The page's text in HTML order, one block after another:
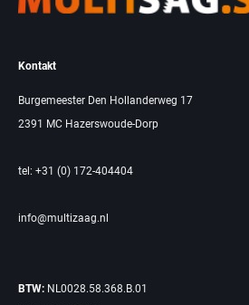
Kontakt
Burgemeester Den Hollanderweg 17
2391 MC Hazerswoude-Dorp
tel: +31 (0) 172-404404
info@multizaag.nl
BTW: NL0028.58.368.B.01